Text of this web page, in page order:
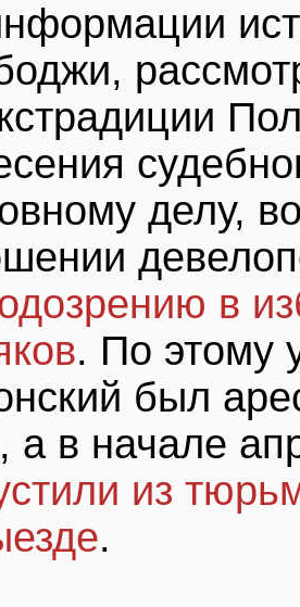
делу,
в
. По этому
был
а в начале
из
.